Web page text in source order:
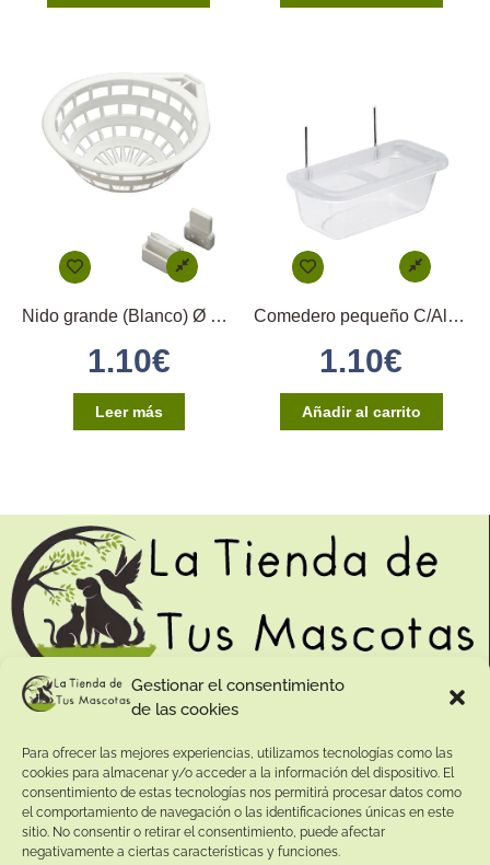
Gestionar el consentimiento
de las cookies
Para ofrecer las mejores experiencias, utilizamos tecnologías como las
cookies para almacenar y/o acceder a la información del dispositivo. El
consentimiento de estas tecnologías nos permitirá procesar datos como
el comportamiento de navegación o las identificaciones únicas en este
sitio. No consentir o retirar el consentimiento, puede afectar
negativamente a ciertas características y funciones.
Nido grande (Blanco) Ø 12 2GR
1.10€
Leer más
Comedero pequeño C/Alambres y Huella
1.10€
Añadir al carrito
Contacto:
Dirección:
Calle Pepe Jiménez 19, Rute, 14950 Códoba. España
Teléfono:
+34641081328